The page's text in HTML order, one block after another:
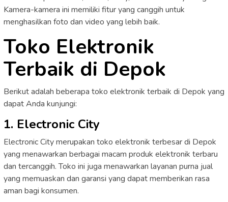
Kamera-kamera ini memiliki fitur yang canggih untuk
menghasilkan foto dan video yang lebih baik.
Toko Elektronik
Terbaik di Depok
Berikut adalah beberapa toko elektronik terbaik di Depok yang
dapat Anda kunjungi:
1. Electronic City
Electronic City merupakan toko elektronik terbesar di Depok
yang menawarkan berbagai macam produk elektronik terbaru
dan tercanggih. Toko ini juga menawarkan layanan purna jual
yang memuaskan dan garansi yang dapat memberikan rasa
aman bagi konsumen.